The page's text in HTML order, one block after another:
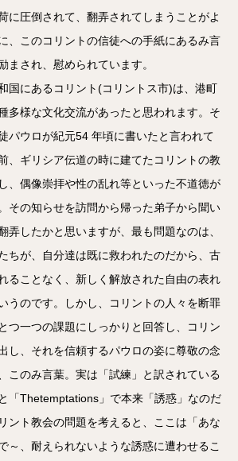
に圧倒されて、翻弄されてしまうことがよ
、このコリントの信徒への手紙にあるみ言
まされ、慰められています。
国にあるコリント(コリントス市)は、港町
多様な文化交流があったと思われます。そ
パウロが紀元54 年頃に書いたと言われて
、ギリシア伝道の時に建てたコリントの教
、偶像崇拝や性の乱れ等といった不道徳が
その知らせを訪問から帰った弟子から聞い
弄したかと思いますが、最も問題なのは、
ちが、自分達は既に救われたのだから、古
ることなく、新しく解放された自由の表れ
うのです。しかし、コリントの人々を断罪
つ一つの課題にしっかりと回答し、コリン
し、それを信頼するパウロの姿に尊敬の念
このみ言葉。実は「試練」と訳されている
「Thetemptations」で本来「誘惑」なのだ
ント教会の問題を考えると、ここは「あな
～、耐えられないような誘惑に遭わせるこ